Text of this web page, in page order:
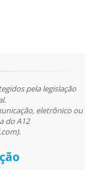
pela legislação
eletrônico ou
do A12